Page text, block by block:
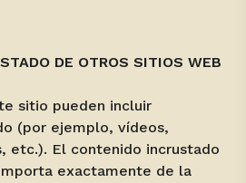
DE OTROS SITIOS WEB
sitio pueden incluir
(por ejemplo, vídeos,
etc.). El contenido incrustado
exactamente de la